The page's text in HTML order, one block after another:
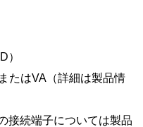
）
たはVA（詳細は製品情
接続端子については製品